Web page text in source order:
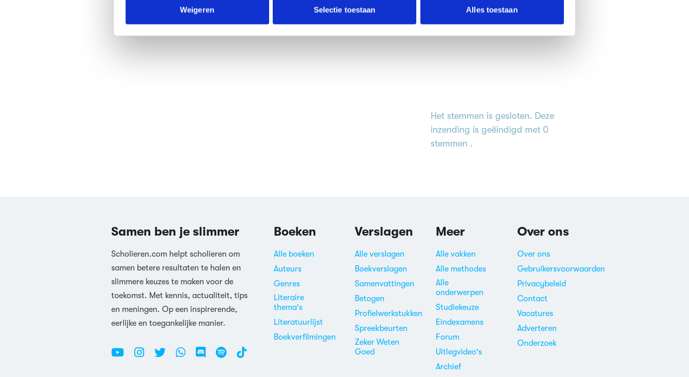
verstrekt of die ze hebben verzameld op basis van jouw gebruik van hun services.
Weigeren Selectie toestaan Alles toestaan
Het stemmen is gesloten. Deze
inzending is geëindigd met 0
stemmen .
Samen ben je slimmer
Scholieren.com helpt scholieren om
samen betere resultaten te halen en
slimmere keuzes te maken voor de
toekomst. Met kennis, actualiteit, tips
en meningen. Op een inspirerende,
eerlijke en toegankelijke manier.
Boeken
Alle boeken
Auteurs
Genres
Literaire
thema's
Literatuurlijst
Boekverfilmingen
Verslagen
Alle verslagen
Boekverslagen
Samenvattingen
Betogen
Profielwerkstukken
Spreekbeurten
Zeker Weten
Goed
Meer
Alle vakken
Alle methodes
Alle
onderwerpen
Studiekeuze
Eindexamens
Forum
Uitlegvideo's
Archief
Over ons
Over ons
Gebruikersvoorwaarden
Privacybeleid
Contact
Vacatures
Adverteren
Onderzoek